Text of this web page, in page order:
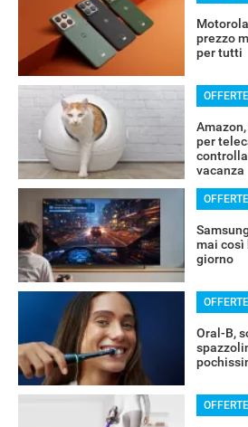
prezzo
per tutti
OFFERTE
per
vacanza
OFFERTE
mai così
giorno
OFFERTE
Oral-B,
OFFERTE